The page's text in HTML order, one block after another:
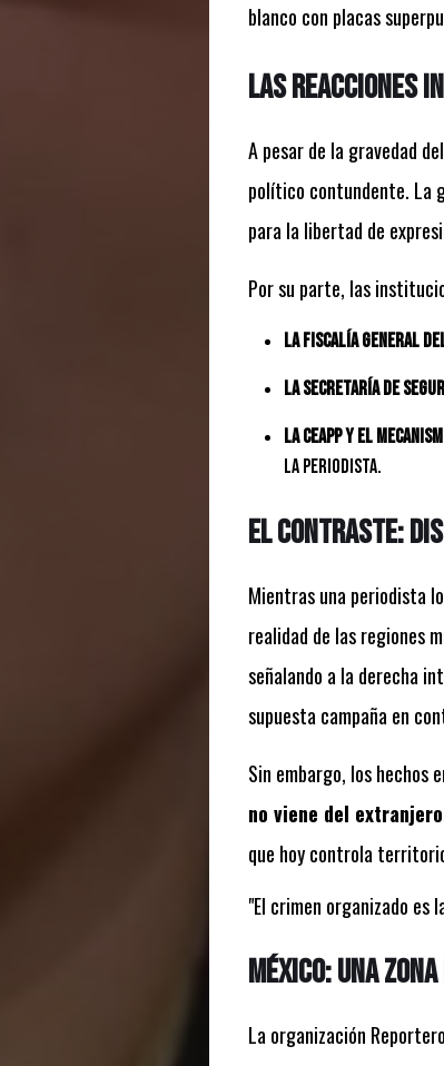
blanco con placas
Las reacciones
A pesar de la gravedad
político contundente. La
para la libertad de
Por su parte, las
La Fiscalía General
La Secretaría de
La CEAPP y el
la periodista.
El contraste:
Mientras una periodista
realidad de las regiones
señalando a la derecha
supuesta campaña en
Sin embargo, los hechos
no viene del
que hoy controla
"El crimen organizado es
México: Una
La organización